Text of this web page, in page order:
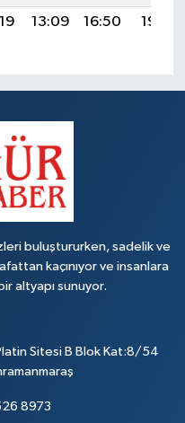
13:09 16:50 19:48
buluştururken, sadelik ve
kaçınıyor ve insanlara
altyapı sunuyor.
Sitesi B Blok Kat:8/54
8973